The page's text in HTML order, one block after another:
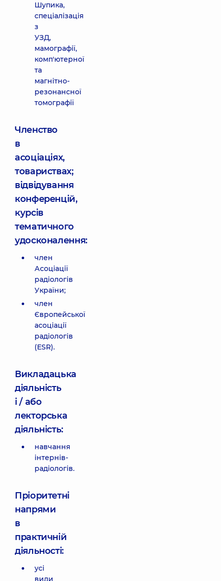
Шупика,
спеціалізація
з
УЗД,
мамографії,
комп'ютерної
та
магнітно-
резонансної
томографії
Членство
в
асоціаціях,
товариствах;
відвідування
конференцій,
курсів
тематичного
удосконалення:
член
Асоціації
радіологів
України;
член
Європейської
асоціації
радіологів
(ESR).
Викладацька
діяльність
і / або
лекторська
діяльність:
навчання
інтернів-
радіологів.
Пріоритетні
напрями
в
практичній
діяльності:
усі
види